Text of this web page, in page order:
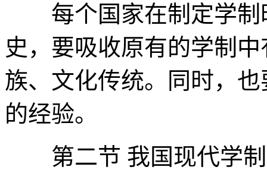
每个国家在制定学制
史，要吸收原有的学制
族、文化传统。同时，
的经验。
第二节 我国现代学制